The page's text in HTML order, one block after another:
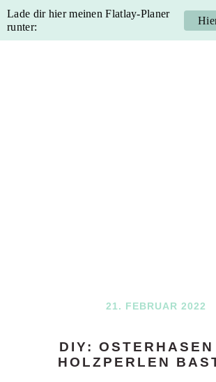
Skip
Skip
Skip
Skip
21. FEBRUAR 2022
DIY: OSTERHASEN
HOLZPERLEN
Lade dir hier meinen Flatlay-Planer
runter: